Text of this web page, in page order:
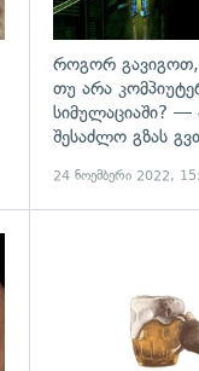
როგორ
თუ არა
სიმულაციაში? —
შესაძლო გზას
24 ნოემბერი 2022,